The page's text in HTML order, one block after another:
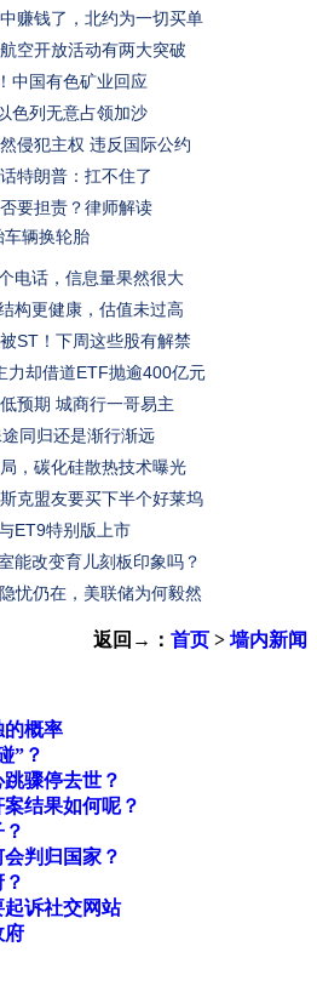
赚钱了，北约为一切买单
空开放活动有两大突破
中国有色矿业回应
色列无意占领加沙
侵犯主权 违反国际公约
特朗普：扛不住了
要担责？律师解读
车辆换轮胎
电话，信息量果然很大
构更健康，估值未过高
ST！下周这些股有解禁
力却借道ETF抛逾400亿元
预期 城商行一哥易主
同归还是渐行渐远
，碳化硅散热技术曝光
克盟友要买下半个好莱坞
ET9特别版上市
能改变育儿刻板印象吗？
忧仍在，美联储为何毅然
返回→： 首页 > 墙内新闻
的概率
”？
骤停去世？
结果如何呢？
判归国家？
诉社交网站
府